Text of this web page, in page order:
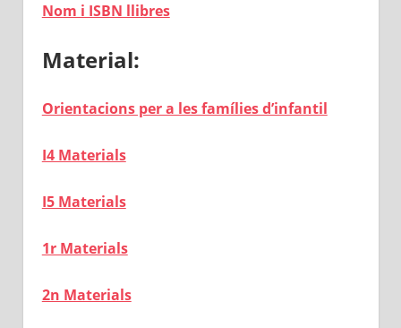
Nom i ISBN llibres
Material:
Orientacions per a les famílies d’infantil
I4 Materials
I5 Materials
1r Materials
2n Materials